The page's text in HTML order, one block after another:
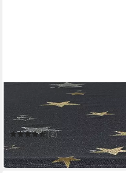
Mitteldecke Mitteldecke
85 x 85 cm
B/L
(2)
23,95 €
in 2-3 Werktagen bei dir